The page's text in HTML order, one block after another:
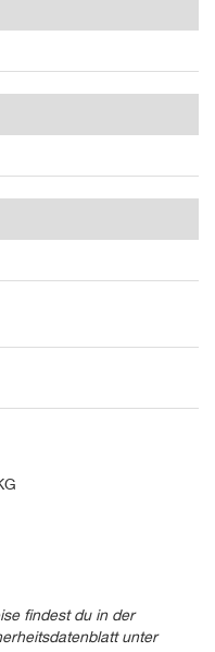
findest du in der
unter